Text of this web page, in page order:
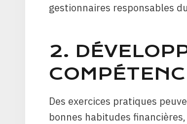
gestionnaires responsables
2.
Des exercices pratiques
bonnes habitudes